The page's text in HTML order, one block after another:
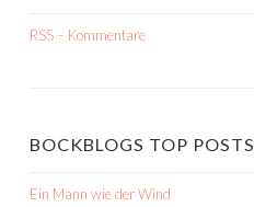
RSS – Kommentare
BOCKBLOGS TOP POSTS
Ein Mann wie der Wind